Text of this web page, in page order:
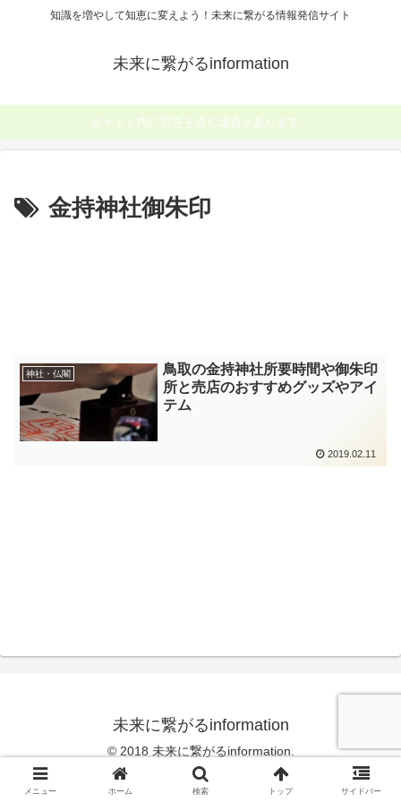
知識を増やして知恵に変えよう！未来に繋がる情報発信サイト
未来に繋がるinformation
当サイト内に広告を含む場合があります。
金持神社御朱印
神社・仏閣
鳥取の金持神社所要時間や御朱印
所と売店のおすすめグッズやアイ
テム
2019.02.11
未来に繋がるinformation
© 2018 未来に繋がるinformation.
メニュー ホーム 検索 トップ サイドバー